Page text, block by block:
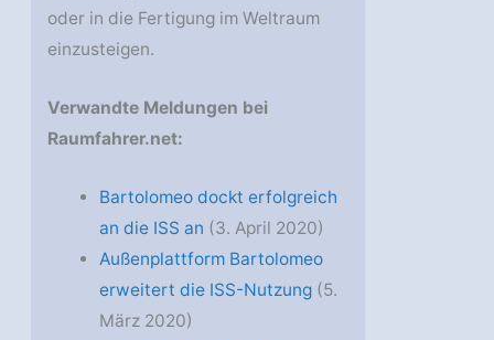
oder in die Fertigung im Weltraum
einzusteigen.
Verwandte Meldungen bei
Raumfahrer.net:
Bartolomeo dockt erfolgreich
an die ISS an (3. April 2020)
Außenplattform Bartolomeo
erweitert die ISS-Nutzung(5.
März 2020)